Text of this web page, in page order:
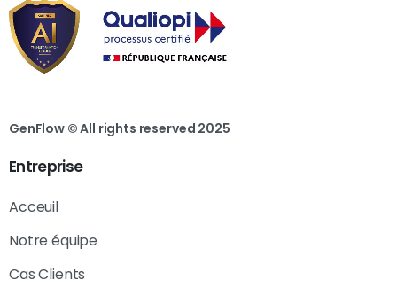
GenFlow © All rights reserved 2025
Entreprise
Acceuil
Notre équipe
Cas Clients